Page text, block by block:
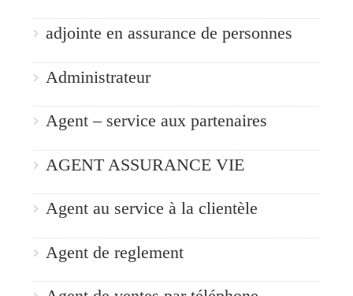
adjointe en assurance de personnes
Administrateur
Agent – service aux partenaires
AGENT ASSURANCE VIE
Agent au service à la clientèle
Agent de reglement